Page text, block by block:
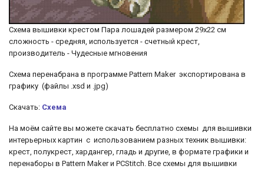
Схема вышивки крестом Пара лошадей размером 29х22 см
сложность - средняя, используется - счетный крест,
производитель - Чудесные мгновения
Схема перенабрана в программе Pattern Maker экспортирована в
графику (файлы .xsd и .jpg)
Скачать: Схема
На моём сайте вы можете скачать бесплатно схемы для вышивки
интерьерных картин с использованием разных техник вышивки:
крест, полукрест, хардангер, гладь и другие, в формате графики и
перенаборы в Pattern Maker и PCStitch. Все схемы для вышивки